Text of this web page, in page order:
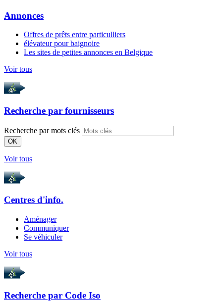
Annonces
Offres de prêts entre particulliers
élévateur pour baignoire
Les sites de petites annonces en Belgique
Voir tous
Recherche par fournisseurs
Recherche par mots clés
OK
Voir tous
Centres d'info.
Aménager
Communiquer
Se véhiculer
Voir tous
Recherche par Code Iso